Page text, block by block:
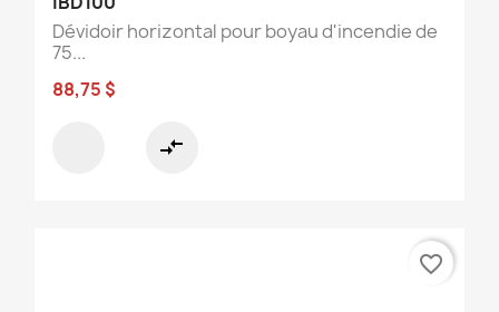
Dévidoir horizontal pour boyau d'incendie de
75...
88,75 $
compare_arrows
favorite_border